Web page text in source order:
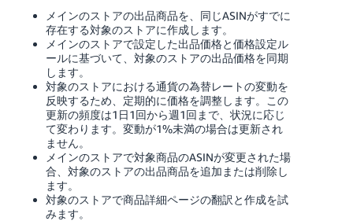
語
JP
Español
- ES
メインのストアの出品商品を、同じASINがすでに
存在する対象のストアに作成します。
メインのストアで設定した出品価格と価格設定ル
ールに基づいて、対象のストアの出品価格を同期
します。
対象のストアにおける通貨の為替レートの変動を
反映するため、定期的に価格を調整します。この
更新の頻度は1日1回から週1回まで、状況に応じ
て変わります。変動が1%未満の場合は更新され
ません。
メインのストアで対象商品のASINが変更された場
合、対象のストアの出品商品を追加または削除し
ます。
対象のストアで商品詳細ページの翻訳と作成を試
みます。